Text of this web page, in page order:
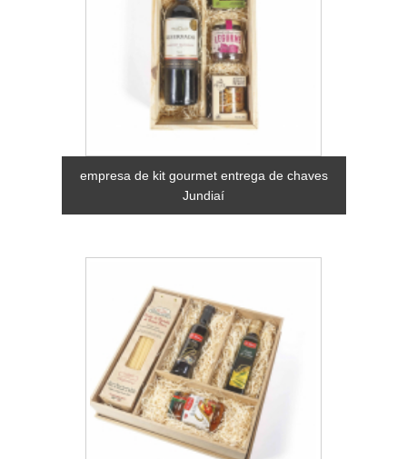
empresa de kit gourmet entrega de chaves
Jundiaí